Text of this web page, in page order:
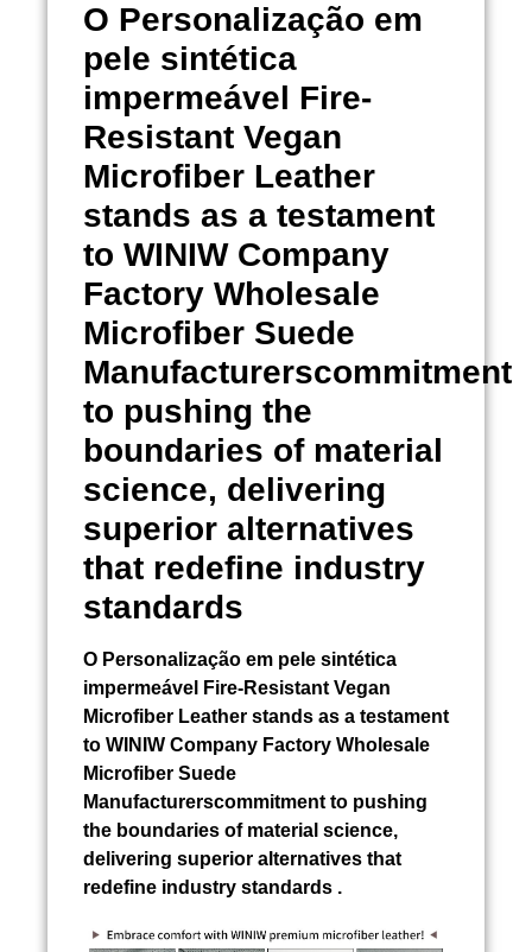
O Personalização em
pele sintética
impermeável Fire-
Resistant Vegan
Microfiber Leather
stands as a testament
to WINIW Company
Factory Wholesale
Microfiber Suede
Manufacturerscommitment
to pushing the
boundaries of material
science, delivering
superior alternatives
that redefine industry
standards
O Personalização em pele sintética
impermeável
Fire-Resistant Vegan
Microfiber Leather stands as a testament
to WINIW Company Factory Wholesale
Microfiber Suede
Manufacturerscommitment to pushing
the boundaries of material science,
delivering superior alternatives that
redefine industry standards .